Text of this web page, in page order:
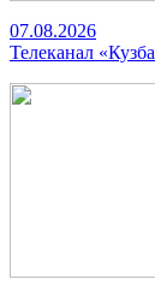
07.08.2026
Телеканал